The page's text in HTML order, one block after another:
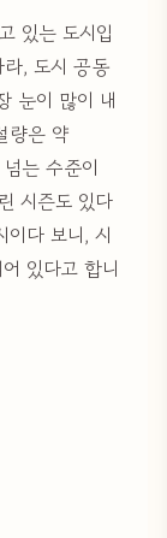
있는 도시입
, 도시 공동
눈이 많이 내
량은 약
는 수준이
시즌도 있다
이다 보니, 시
있다고 합니